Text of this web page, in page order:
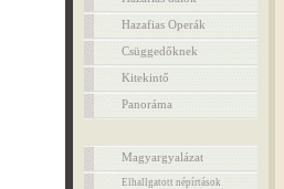
Hazafias Operák
Csüggedőknek
Kitekintő
Panoráma
Magyargyalázat
Elhallgatott népírtások